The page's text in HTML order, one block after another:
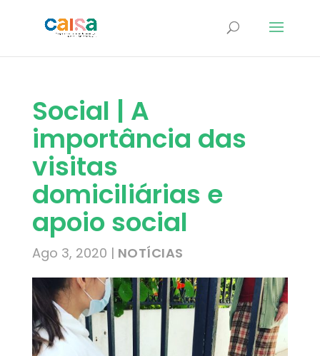
Social | A
importância das
visitas
domiciliárias e
apoio social
Ago 3, 2020 | NOTÍCIAS